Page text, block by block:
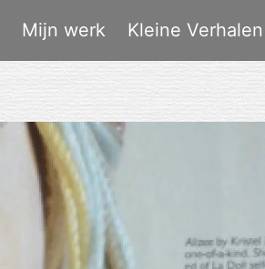
Mijn werk Kleine Verhalen